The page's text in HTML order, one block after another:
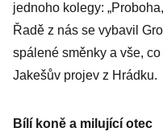
jednoho kolegy:
Řadě z nás se vybavil
spálené směnky a vše,
Jakešův projev z Hrádku.
Bílí koně a milující otec